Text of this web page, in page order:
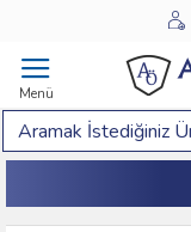
Menü